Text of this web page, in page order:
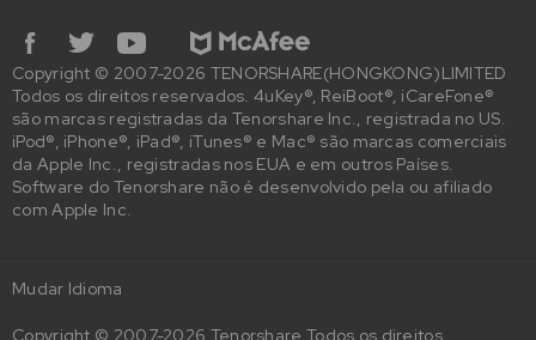
Copyright © 2007-2026 TENORSHARE(HONGKONG)LIMITED
Todos os direitos reservados. 4uKey®, ReiBoot®, iCareFone®
são marcas registradas da Tenorshare Inc., registrada no US.
iPod®, iPhone®, iPad®, iTunes® e Mac® são marcas comerciais
da Apple Inc., registradas nos EUA e em outros Países.
Software do Tenorshare não é desenvolvido pela ou afiliado
com Apple Inc.
Mudar Idioma
Copyright © 2007-2026 Tenorshare Todos os direitos